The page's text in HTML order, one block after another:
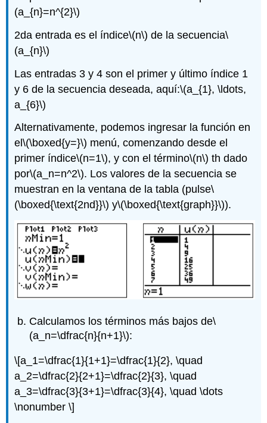
(a_{n}=n^{2}\)
2da entrada es el índice\(n\) de la secuencia\
(a_{n}\)
Las entradas 3 y 4 son el primer y último índice 1
y 6 de la secuencia deseada, aquí:\(a_{1}, \ldots,
a_{6}\)
Alternativamente, podemos ingresar la función en
el\(\boxed{y=}\) menú, comenzando desde el
primer índice\(n=1\), y con el término\(n\) th dado
por\(a_n=n^2\). Los valores de la secuencia se
muestran en la ventana de la tabla (pulse\
(\boxed{\text{2nd}}\) y\(\boxed{\text{graph}}\)).
Calculamos los términos más bajos de\
(a_n=\dfrac{n}{n+1}\):
\[a_1=\dfrac{1}{1+1}=\dfrac{1}{2}, \quad
a_2=\dfrac{2}{2+1}=\dfrac{2}{3}, \quad
a_3=\dfrac{3}{3+1}=\dfrac{3}{4}, \quad \dots
\nonumber \]